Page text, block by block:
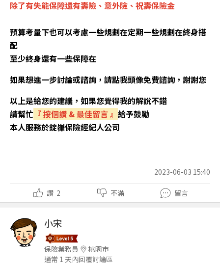
除了有失能保障還有壽險 、意外險、祝壽保險金
預算考量下也可以考慮一些規劃在定期一些規劃在終身搭
配
至少終身還有一些保障在
如果想進一步討論或諮詢，請點我頭像免費諮詢，謝謝您
以上是給您的建議，如果您覺得我的解說不錯
請幫忙 『 按個讚 &最佳留言』 給予鼓勵
本人服務於錠嵂保險經紀人公司
2023-06-03 15:40
讚 2 不滿 留言
小宋
保險業務員
桃園市
通常 1 天內回覆討論區